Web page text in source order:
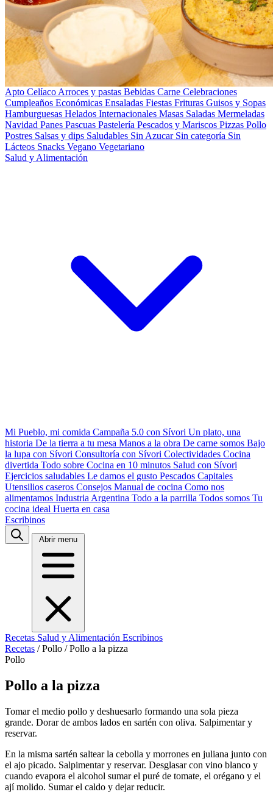
Apto Celíaco Arroces y pastas Bebidas Carne Celebraciones
Cumpleaños Económicas Ensaladas Fiestas Frituras Guisos y Sopas
Hamburguesas Helados Internacionales Masas Saladas Mermeladas
Navidad Panes Pascuas Pastelería Pescados y Mariscos Pizzas Pollo
Postres Salsas y dips Saludables Sin Azucar Sin categoría Sin
Lácteos Snacks Vegano Vegetariano
Salud y Alimentación
Mi Pueblo, mi comida Campaña 5.0 con Sívori Un plato, una
historia De la tierra a tu mesa Manos a la obra De carne somos Bajo
la lupa con Sívori Consultoría con Sívori Colectividades Cocina
divertida Todo sobre Cocina en 10 minutos Salud con Sívori
Ejercicios saludables Le damos el gusto Pescados Capitales
Utensilios caseros Consejos Manual de cocina Como nos
alimentamos Industria Argentina Todo a la parrilla Todos somos Tu
cocina ideal Huerta en casa
Escribinos
Abrir menu
Recetas Salud y Alimentación Escribinos
Recetas / Pollo / Pollo a la pizza
Pollo
Pollo a la pizza
Tomar el medio pollo y deshuesarlo formando una sola pieza
grande. Dorar de ambos lados en sartén con oliva. Salpimentar y
reservar.
En la misma sartén saltear la cebolla y morrones en juliana junto con
el ajo picado. Salpimentar y reservar. Desglasar con vino blanco y
cuando evapora el alcohol sumar el puré de tomate, el orégano y el
ají molido. Sumar el caldo y dejar reducir.